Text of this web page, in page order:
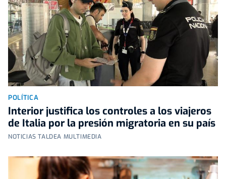
POLÍTICA
Interior justifica los controles a los viajeros
de Italia por la presión migratoria en su país
NOTICIAS TALDEA MULTIMEDIA